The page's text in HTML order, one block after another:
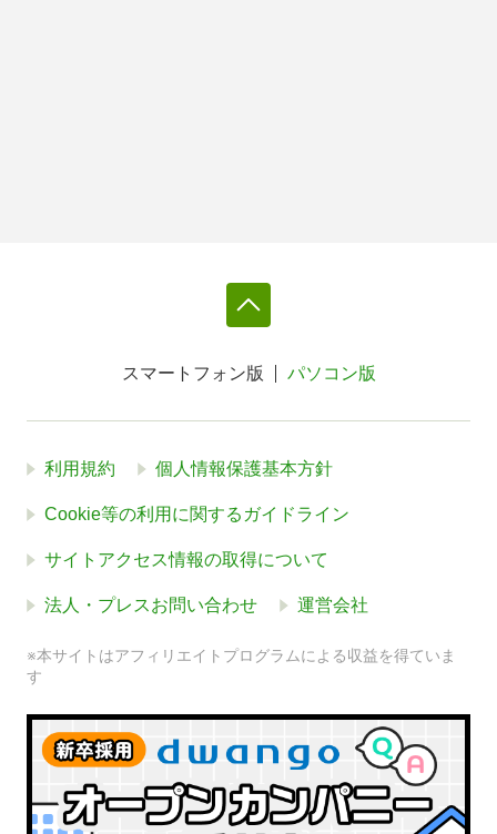
スマートフォン版 パソコン版
利用規約 個人情報保護基本方針
Cookie等の利用に関するガイドライン
サイトアクセス情報の取得について
法人・プレスお問い合わせ 運営会社
※本サイトはアフィリエイトプログラムによる収益を得ていま
す